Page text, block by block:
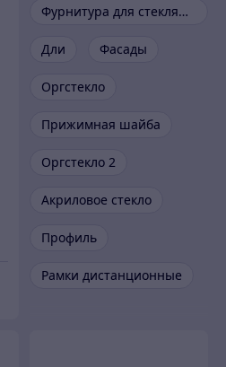
Фурнитура для стеклянных козырьков
Дли Фасады
Оргстекло
Прижимная шайба
Оргстекло 2
Акриловое стекло
Профиль
Рамки дистанционные